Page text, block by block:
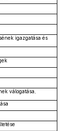
igazgatása és
válogatása,